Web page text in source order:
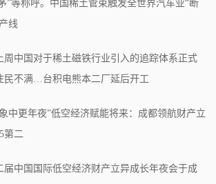
”等称呼。中国稀土管束触发全世界汽车业“断
线
周中国对于稀土磁铁行业引入的追踪体系正式
民不满…台积电熊本二厂延后开工
中更年夜”低空经济赋能将来：成都领航财产立
第二
届中国国际低空经济财产立异成长年夜会于成